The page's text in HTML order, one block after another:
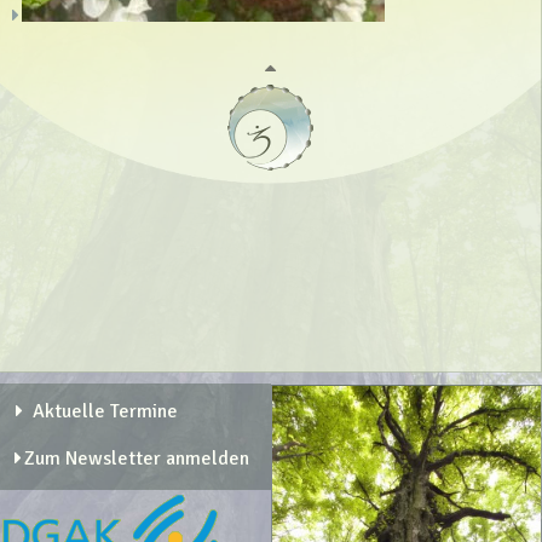
Aktuelle Termine
Zum Newsletter anmelden